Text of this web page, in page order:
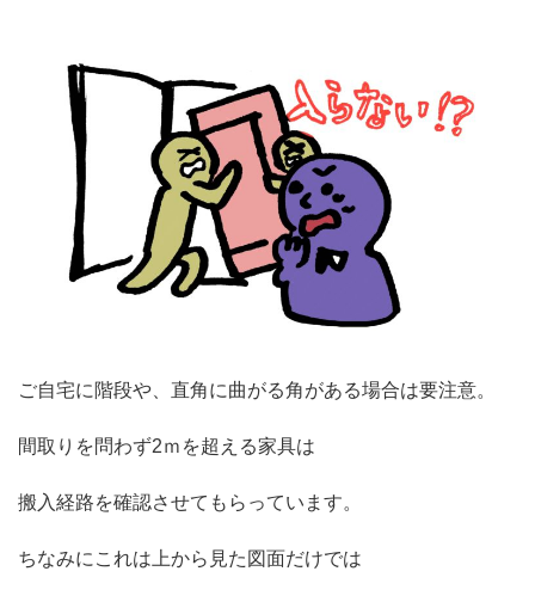
ご自宅に階段や、直角に曲がる角がある場合は要注意。
間取りを問わず2ｍを超える家具は
搬入経路を確認させてもらっています。
ちなみにこれは上から見た図面だけでは